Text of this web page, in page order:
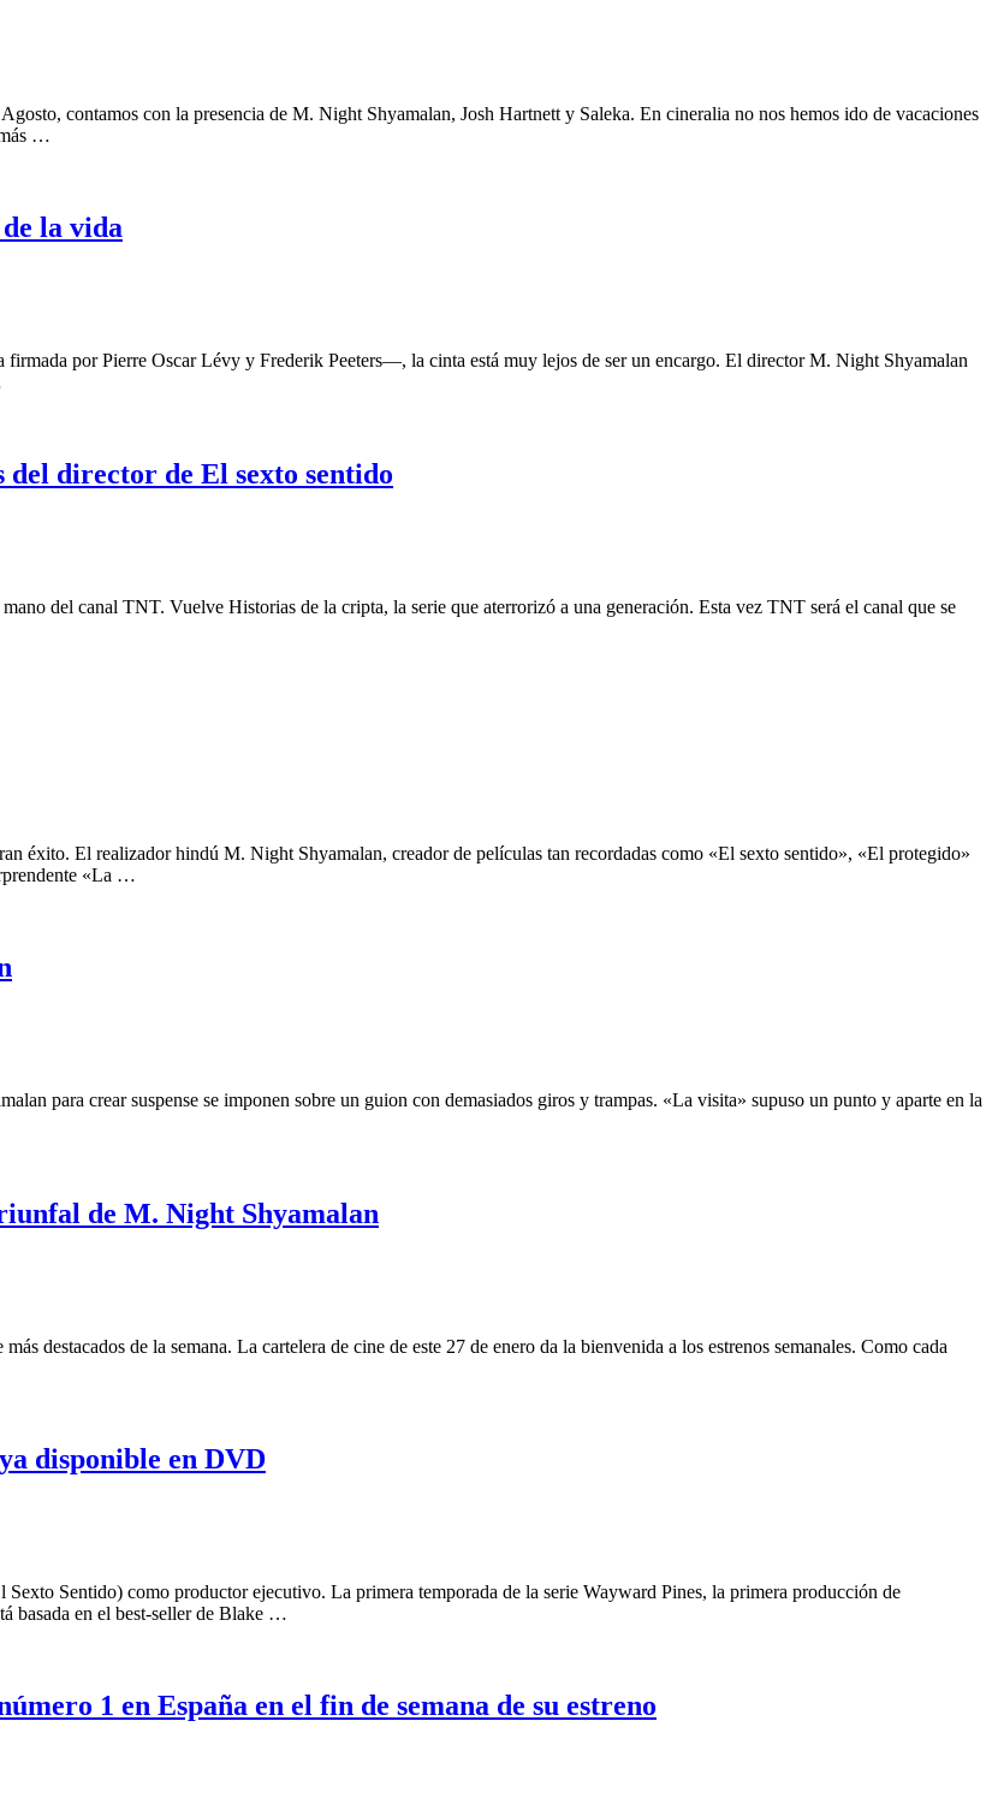
contamos con la presencia de M. Night Shyamalan, Josh Hartnett y Saleka. En cineralia no nos hemos ido de vacaciones
…
la vida
por Pierre Oscar Lévy y Frederik Peeters—, la cinta está muy lejos de ser un encargo. El director M. Night Shyamalan
director de El sexto sentido
del canal TNT. Vuelve Historias de la cripta, la serie que aterrorizó a una generación. Esta vez TNT será el canal que se
éxito. El realizador hindú M. Night Shyamalan, creador de películas tan recordadas como «El sexto sentido», «El protegido»
«La …
para crear suspense se imponen sobre un guion con demasiados giros y trampas. «La visita» supuso un punto y aparte en la
de M. Night Shyamalan
destacados de la semana. La cartelera de cine de este 27 de enero da la bienvenida a los estrenos semanales. Como cada
disponible en DVD
Sentido) como productor ejecutivo. La primera temporada de la serie Wayward Pines, la primera producción de
basada en el best-seller de Blake …
1 en España en el fin de semana de su estreno